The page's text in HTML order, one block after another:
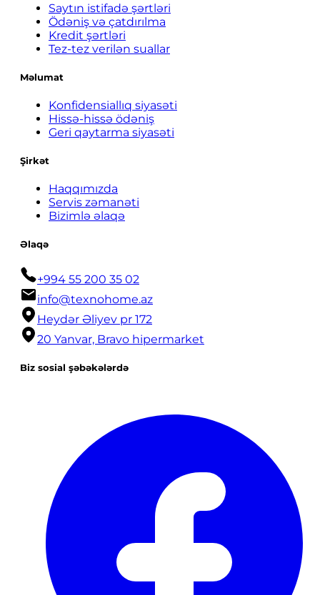
Saytın istifadə şərtləri
Ödəniş və çatdırılma
Kredit şərtləri
Tez-tez verilən suallar
Məlumat
Konfidensiallıq siyasəti
Hissə-hissə ödəniş
Geri qaytarma siyasəti
Şirkət
Haqqımızda
Servis zəmanəti
Bizimlə əlaqə
Əlaqə
+994 55 200 35 02
info@texnohome.az
Heydər Əliyev pr 172
20 Yanvar, Bravo hipermarket
Biz sosial şəbəkələrdə